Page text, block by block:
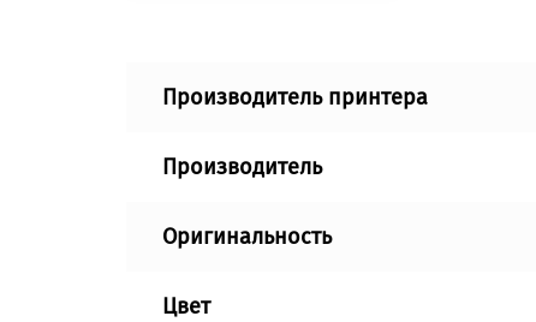
Производитель принтера
Производитель
Оригинальность
Цвет